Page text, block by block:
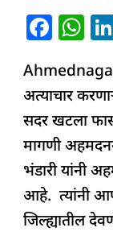
F
c
e
b
o
o
k
W
at
s
A
p
p
अत्याचार
सदर खटला
मागणी
भंडारी यांनी
आहे. त्यांनी
जिल्ह्यातील